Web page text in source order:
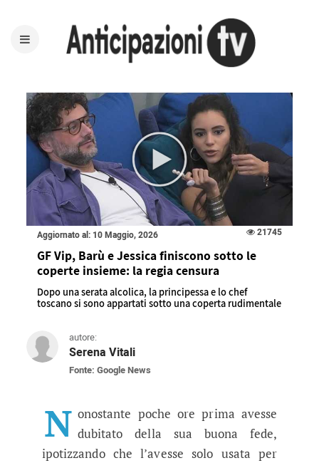
Aggiornato al: 10 Maggio, 2026 21745
GF Vip, Barù e Jessica finiscono sotto le
coperte insieme: la regia censura
Dopo una serata alcolica, la principessa e lo chef
toscano si sono appartati sotto una coperta rudimentale
autore:
Serena Vitali
Fonte: Google News
GF Vip, Barù e Jessica
N onostante poche ore prima avesse
dubitato della sua buona fede,
ipotizzando che l’avesse solo usata per